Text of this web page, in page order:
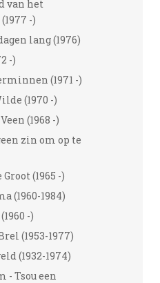
van het
-)
lang (1976)
-)
(1971 -)
(1970 -)
(1968 -)
zin om op te
(1965 -)
(1960-1984)
-)
(1953-1977)
(1932-1974)
- Tsou een